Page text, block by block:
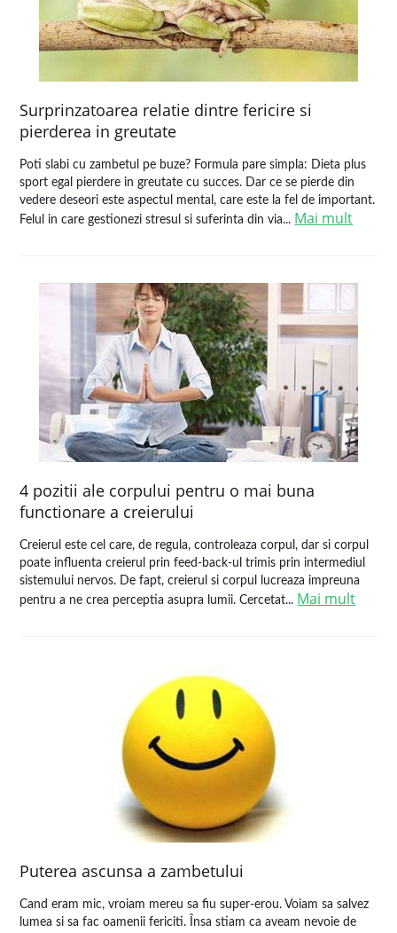
Surprinzatoarea relatie dintre fericire si
pierderea in greutate
Poti slabi cu zambetul pe buze? Formula pare simpla: Dieta plus
sport egal pierdere in greutate cu succes. Dar ce se pierde din
vedere deseori este aspectul mental, care este la fel de important.
Felul in care gestionezi stresul si suferinta din via... Mai mult
4 pozitii ale corpului pentru o mai buna
functionare a creierului
Creierul este cel care, de regula, controleaza corpul, dar si corpul
poate influenta creierul prin feed-back-ul trimis prin intermediul
sistemului nervos. De fapt, creierul si corpul lucreaza impreuna
pentru a ne crea perceptia asupra lumii. Cercetat... Mai mult
Puterea ascunsa a zambetului
Cand eram mic, vroiam mereu sa fiu super-erou. Voiam sa salvez
lumea si sa fac oamenii fericiti. Însa stiam ca aveam nevoie de